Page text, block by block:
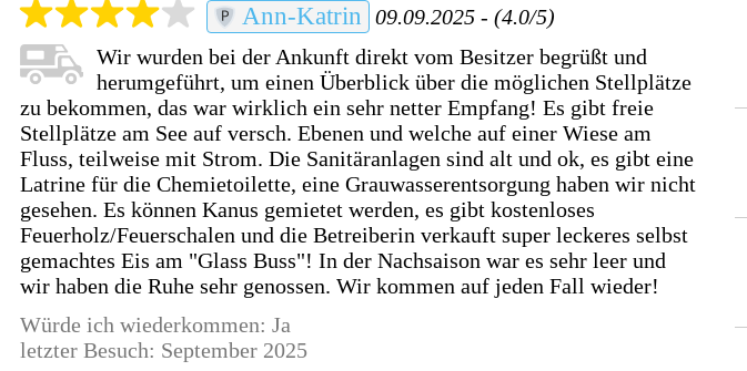
Ann-Katrin
09.09.2025 - (4.0/5)
Wir wurden bei der Ankunft direkt vom Besitzer begrüßt und
herumgeführt, um einen Überblick über die möglichen Stellplätze
zu bekommen, das war wirklich ein sehr netter Empfang! Es gibt freie
Stellplätze am See auf versch. Ebenen und welche auf einer Wiese am
Fluss, teilweise mit Strom. Die Sanitäranlagen sind alt und ok, es gibt eine
Latrine für die Chemietoilette, eine Grauwasserentsorgung haben wir nicht
gesehen. Es können Kanus gemietet werden, es gibt kostenloses
Feuerholz/Feuerschalen und die Betreiberin verkauft super leckeres selbst
gemachtes Eis am "Glass Buss"! In der Nachsaison war es sehr leer und
wir haben die Ruhe sehr genossen. Wir kommen auf jeden Fall wieder!
Würde ich wiederkommen: Ja
letzter Besuch: September 2025